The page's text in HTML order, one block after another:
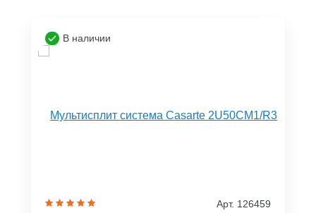
В наличии
Арт. 126459